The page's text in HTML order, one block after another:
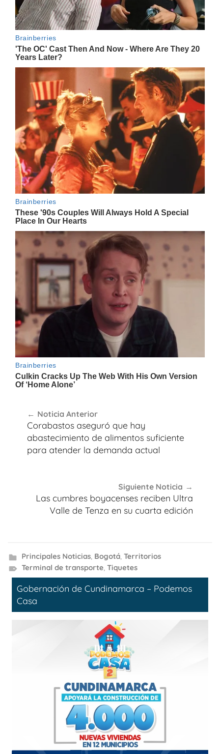
de
entradas
Noticia Anterior
Corabastos aseguró que hay
abastecimiento de alimentos suficiente
para atender la demanda actual
Siguiente Noticia
Las cumbres boyacenses reciben Ultra
Valle de Tenza en su cuarta edición
Principales Noticias, Bogotá, Territorios
Terminal de transporte, Tiquetes
Gobernación de Cundinamarca – Podemos
Casa